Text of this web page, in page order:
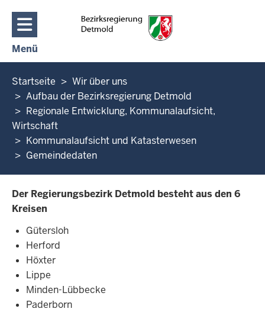
Direkt zum Inhalt
Menü
Sie
befinden
sich
hier
Startseite
Wir über uns
Aufbau der Bezirksregierung Detmold
Regionale Entwicklung, Kommunalaufsicht,
Wirtschaft
Kommunalaufsicht und Katasterwesen
Gemeindedaten
Der Regierungsbezirk Detmold besteht aus den 6
Kreisen
Gütersloh
Herford
Höxter
Lippe
Minden-Lübbecke
Paderborn